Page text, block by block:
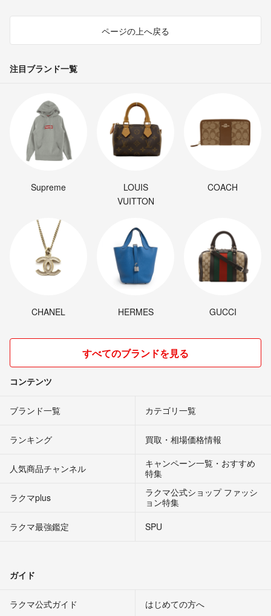
品しておりますので宜しければフォローよろしくお願いします。
ヨウジヤマモト
コムデギャルソン
イッセイミヤケ
KENZO
y'sformen
ワイスリー
マルタンマルジェラ等お好きな方におススメです。
ページの上へ戻る
注目ブランド一覧
Supreme
LOUIS
VUITTON
COACH
CHANEL HERMES GUCCI
すべてのブランドを見る
コンテンツ
ブランド一覧 カテゴリ一覧
ランキング 買取・相場価格情報
人気商品チャンネル
キャンペーン一覧・おすすめ
特集
ラクマplus
ラクマ公式ショップ ファッシ
ョン特集
ラクマ最強鑑定
SPU
ガイド
ラクマ公式ガイド はじめての方へ